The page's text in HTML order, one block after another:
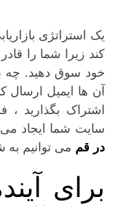
کند زیرا شما را
خود سوق دهید. چه
آن ها ایمیل ارسال
اشتراک بگذارید
سایت شما ایجاد
در قم می توانیم